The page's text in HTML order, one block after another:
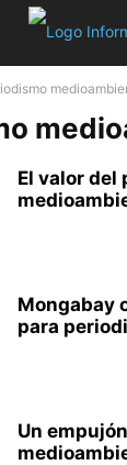
El valor del
Mongabay
para
Un